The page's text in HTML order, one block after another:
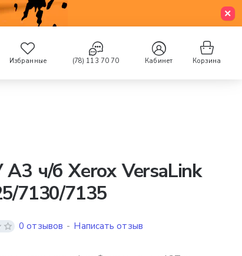
Избранные (78) 113 70 70 Кабинет Корзина
ч/б Xerox VersaLink
7130/7135
0 отзывов - Написать отзыв